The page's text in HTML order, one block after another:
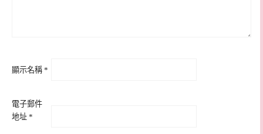
顯示名稱 *
電子郵件
地址 *